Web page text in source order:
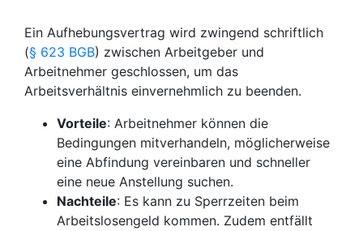
Ein Aufhebungsvertrag wird zwingend schriftlich
(§ 623 BGB) zwischen Arbeitgeber und
Arbeitnehmer geschlossen, um das
Arbeitsverhältnis einvernehmlich zu beenden.
Vorteile: Arbeitnehmer können die
Bedingungen mitverhandeln, möglicherweise
eine Abfindung vereinbaren und schneller
eine neue Anstellung suchen.
Nachteile: Es kann zu Sperrzeiten beim
Arbeitslosengeld kommen. Zudem entfällt